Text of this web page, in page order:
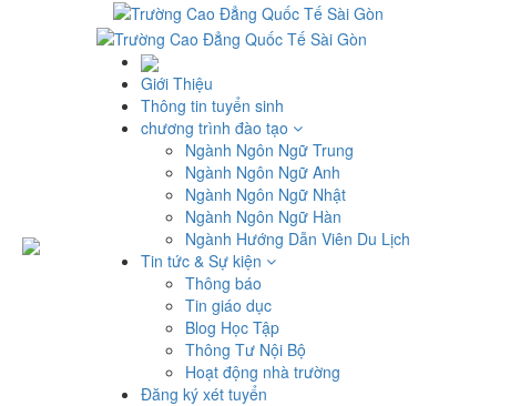
Giới Thiệu
Thông tin tuyển sinh
chương trình đào tạo
Ngành Ngôn Ngữ Trung
Ngành Ngôn Ngữ Anh
Ngành Ngôn Ngữ Nhật
Ngành Ngôn Ngữ Hàn
Ngành Hướng Dẫn Viên Du Lịch
Tin tức & Sự kiện
Thông báo
Tin giáo dục
Blog Học Tập
Thông Tư Nội Bộ
Hoạt động nhà trường
Đăng ký xét tuyển